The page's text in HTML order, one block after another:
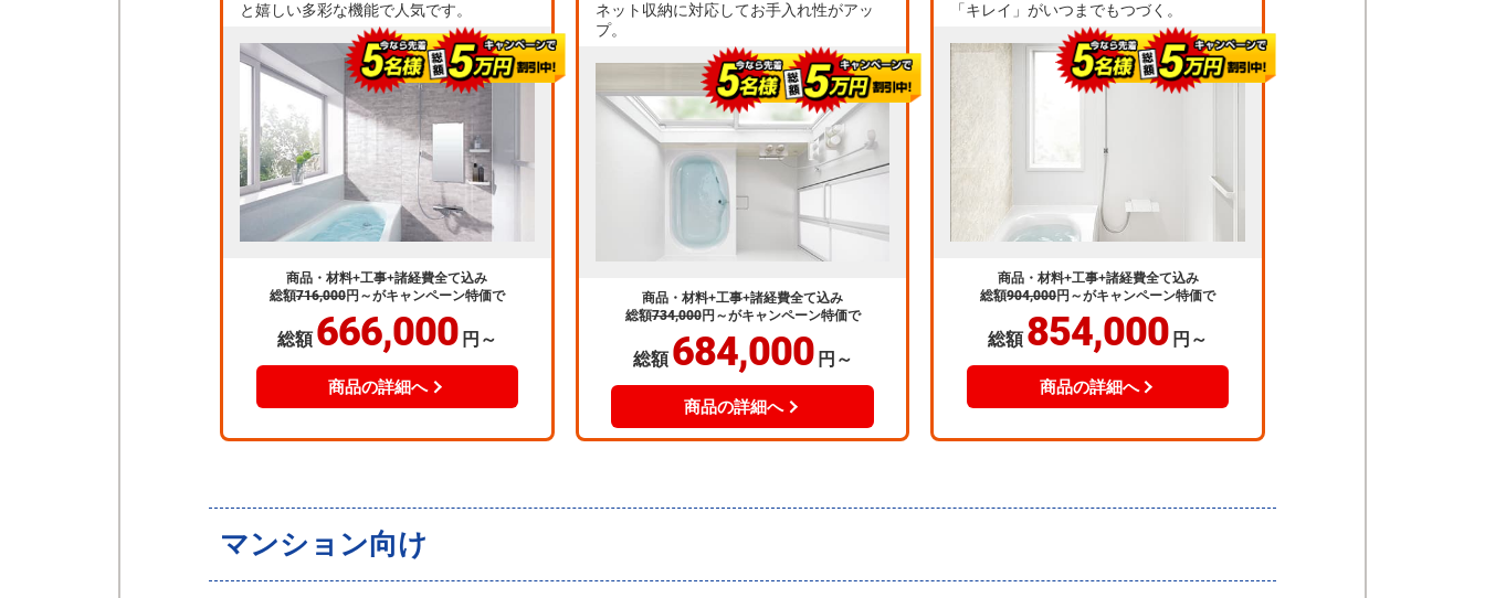
と嬉しい多彩な機能で人気です。
商品・材料+工事+諸経費全て込み
総額716,000円～がキャンペーン特価で
総額 666,000 円～
商品の詳細へ
ネット収納に対応してお手入れ性がアッ
プ。
商品・材料+工事+諸経費全て込み
総額734,000円～がキャンペーン特価で
総額 684,000 円～
商品の詳細へ
「キレイ」がいつまでもつづく。
商品・材料+工事+諸経費全て込み
総額904,000円～がキャンペーン特価で
総額 854,000 円～
商品の詳細へ
マンション向け